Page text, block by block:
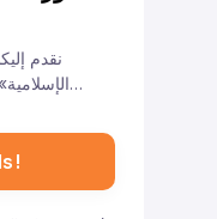
نقدم
الأدبية
إلى